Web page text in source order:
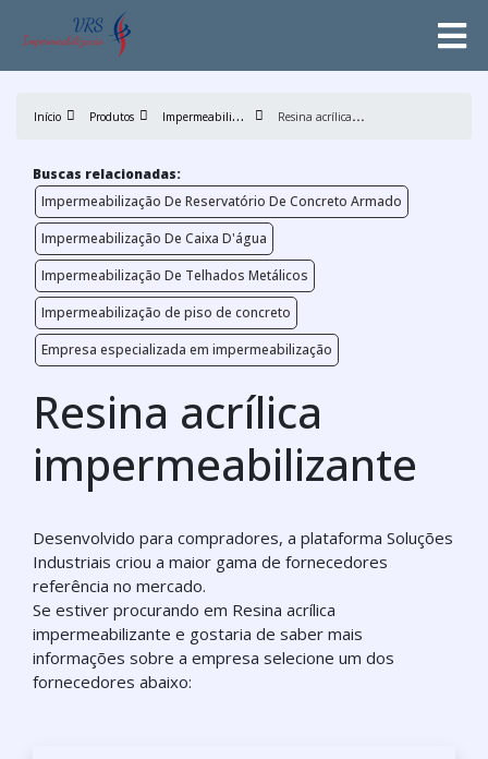
Início Produtos I
mpermeabilização R
esina acrílica impermeabilizante
Buscas relacionadas:
Impermeabilização De Reservatório De Concreto Armado
Impermeabilização De Caixa D'água
Impermeabilização De Telhados Metálicos
Impermeabilização de piso de concreto
Empresa especializada em impermeabilização
Resina acrílica
impermeabilizante
Desenvolvido para compradores, a plataforma Soluções
Industriais criou a maior gama de fornecedores
referência no mercado.
Se estiver procurando em Resina acrílica
impermeabilizante e gostaria de saber mais
informações sobre a empresa selecione um dos
fornecedores abaixo: